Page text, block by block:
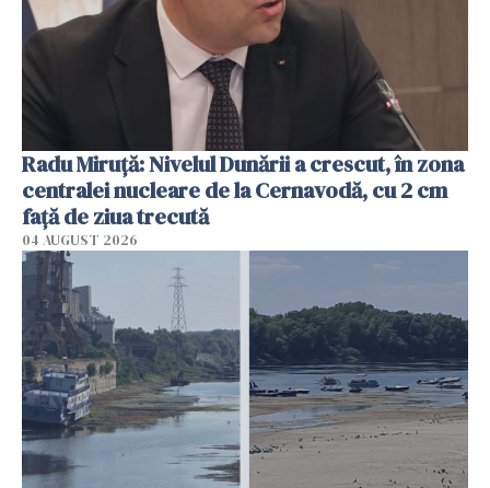
Radu Miruţă: Nivelul Dunării a crescut, în zona
centralei nucleare de la Cernavodă, cu 2 cm
faţă de ziua trecută
04 AUGUST 2026